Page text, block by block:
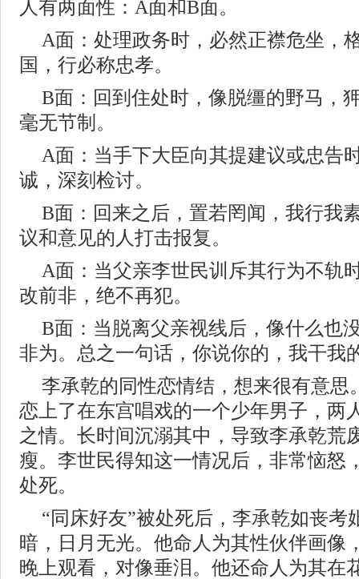
人有两面性：A面和B面。
A面：处理政务时，必然正襟危坐，
国，行必称忠孝。
B面：回到住处时，像脱缰的野马，
毫无节制。
A面：当手下大臣向其提建议或忠告
诚，深刻检讨。
B面：回来之后，置若罔闻，我行我
议和意见的人打击报复。
A面：当父亲李世民训斥其行为不轨
改前非，绝不再犯。
B面：当脱离父亲视线后，像什么也
非为。总之一句话，你说你的，我干我
李承乾的同性恋情结，想来很有意思
恋上了在东宫唱戏的一个少年男子，两
之情。长时间沉溺其中，导致李承乾荒
瘦。李世民得知这一情况后，非常恼怒
处死。
“同床好友”被处死后，李承乾如丧考
暗，日月无光。他命人为其性伙伴画像
晚上观看，对像垂泪。他还命人为其在